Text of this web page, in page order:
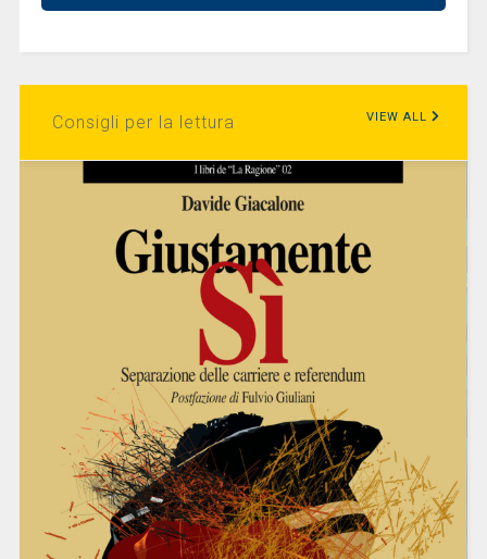
Consigli per la lettura VIEW ALL